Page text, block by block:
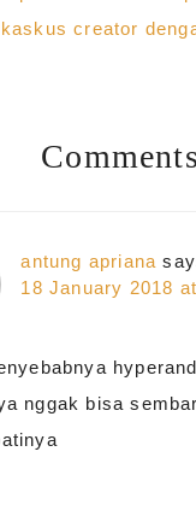
creator
Comments
antung apriana
18 January 2018
nggak bisa